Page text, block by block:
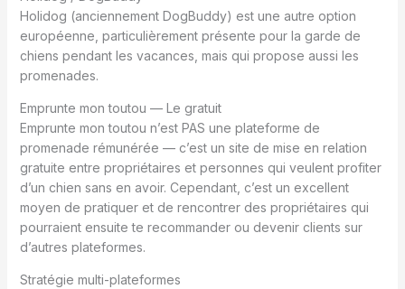
Holidog (anciennement DogBuddy) est une autre option
européenne, particulièrement présente pour la garde de
chiens pendant les vacances, mais qui propose aussi les
promenades.
Emprunte mon toutou — Le gratuit
Emprunte mon toutou n’est PAS une plateforme de
promenade rémunérée — c’est un site de mise en relation
gratuite entre propriétaires et personnes qui veulent profiter
d’un chien sans en avoir. Cependant, c’est un excellent
moyen de pratiquer et de rencontrer des propriétaires qui
pourraient ensuite te recommander ou devenir clients sur
d’autres plateformes.
Stratégie multi-plateformes